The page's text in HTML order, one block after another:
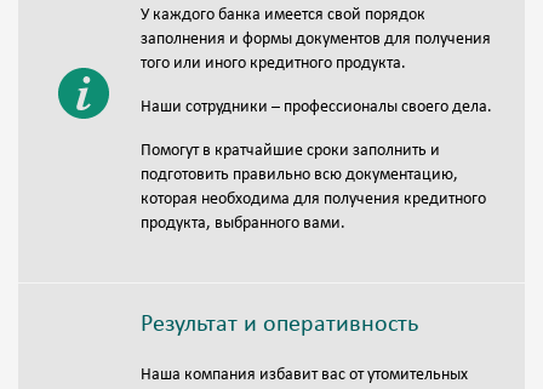
У каждого банка имеется свой порядок
заполнения и формы документов для получения
того или иного кредитного продукта.
Наши сотрудники – профессионалы своего дела.
Помогут в кратчайшие сроки заполнить и
подготовить правильно всю документацию,
которая необходима для получения кредитного
продукта, выбранного вами.
Результат и оперативность
Наша компания избавит вас от утомительных